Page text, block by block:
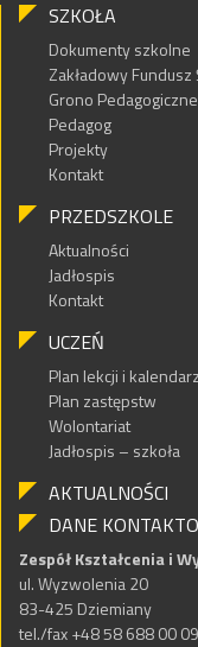
SZKOŁA
Dokumenty szkolne
Zakładowy
Grono Pedagogiczne
Pedagog
Projekty
Kontakt
PRZEDSZKOLE
Aktualności
Jadłospis
Kontakt
UCZEŃ
Plan lekcji i
Plan zastępstw
Wolontariat
Jadłospis – szkoła
AKTUALNOŚCI
DANE
Zespół Kształcenia i
ul. Wyzwolenia 20
83-425 Dziemiany
tel./fax +48 58 688 00 09